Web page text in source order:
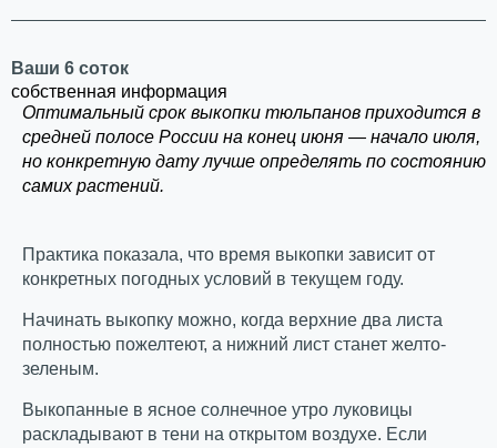
Ваши 6 соток
собственная информация
Оптимальный срок выкопки тюльпанов приходится в
средней полосе России на конец июня — начало июля,
но конкретную дату лучше определять по состоянию
самих растений.
Практика показала, что время выкопки зависит от
конкретных погодных условий в текущем году.
Начинать выкопку можно, когда верхние два листа
полностью пожелтеют, а нижний лист станет желто-
зеленым.
Выкопанные в ясное солнечное утро луковицы
раскладывают в тени на открытом воздухе. Если